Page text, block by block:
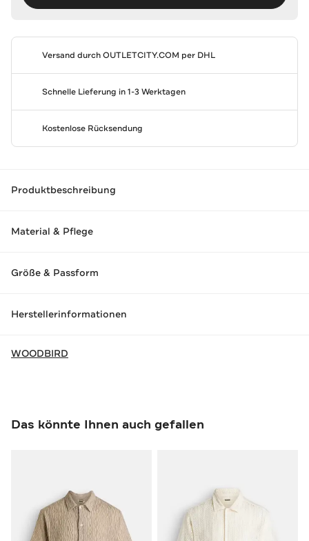
Versand durchOUTLETCITY.COM per DHL
Schnelle Lieferung in 1-3 Werktagen
Kostenlose Rücksendung
Produktbeschreibung
Material & Pflege
Größe & Passform
Herstellerinformationen
WOODBIRD
Das könnte Ihnen auch gefallen